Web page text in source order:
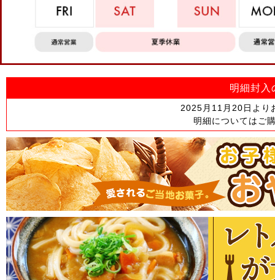
明細封入
2025月11月20日より
明細についてはご